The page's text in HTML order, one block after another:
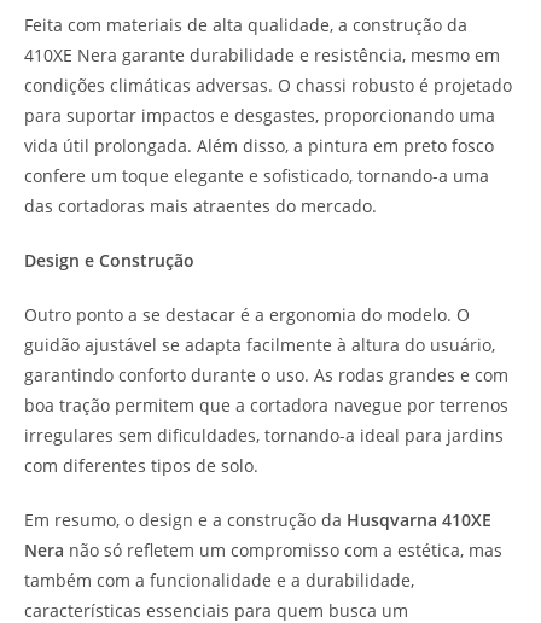
Feita com materiais de alta qualidade, a construção da
410XE Nera garante durabilidade e resistência, mesmo em
condições climáticas adversas. O chassi robusto é projetado
para suportar impactos e desgastes, proporcionando uma
vida útil prolongada. Além disso, a pintura em preto fosco
confere um toque elegante e sofisticado, tornando-a uma
das cortadoras mais atraentes do mercado.
Design e Construção
Outro ponto a se destacar é a ergonomia do modelo. O
guidão ajustável se adapta facilmente à altura do usuário,
garantindo conforto durante o uso. As rodas grandes e com
boa tração permitem que a cortadora navegue por terrenos
irregulares sem dificuldades, tornando-a ideal para jardins
com diferentes tipos de solo.
Em resumo, o design e a construção da Husqvarna 410XE
Nera não só refletem um compromisso com a estética, mas
também com a funcionalidade e a durabilidade,
características essenciais para quem busca um